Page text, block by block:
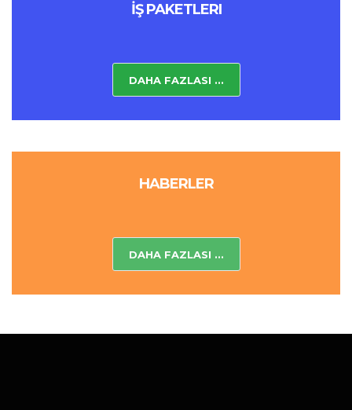
İŞ PAKETLERI
DAHA FAZLASI ...
HABERLER
DAHA FAZLASI ...